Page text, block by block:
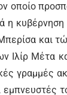
ο­ποί­ο
η
και
Ι­λίρ Μέ­τα
γραμ­μές
ε­μπνευ­στές